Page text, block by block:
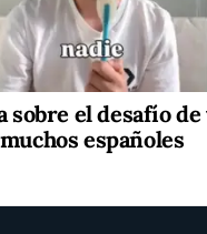
sobre el desafío
españoles